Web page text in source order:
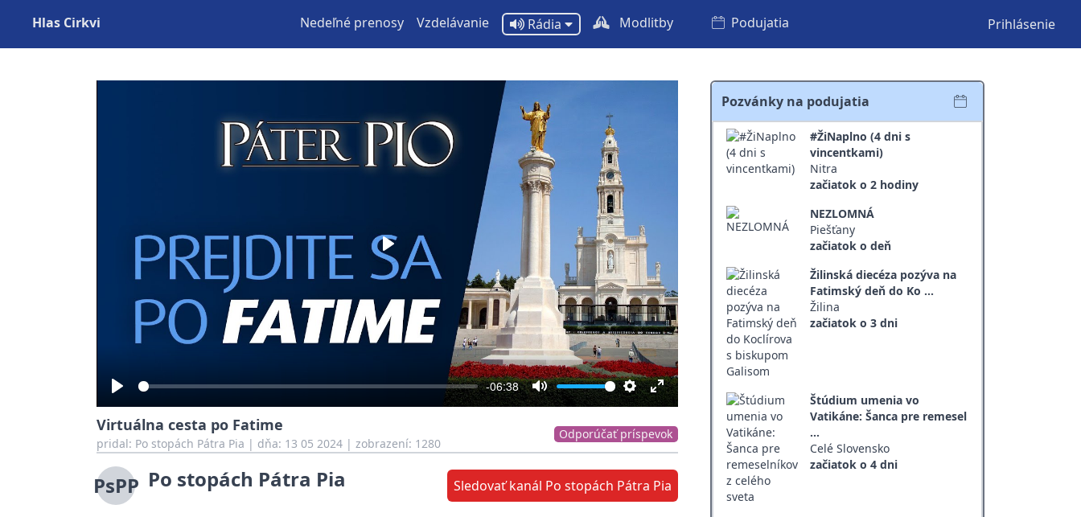
Hlas Cirkvi Nedeľné prenosy Vzdelávanie Rádia Modlitby Podujatia Prihlásenie
Play
-06:38
Mute Settings
Enter
fullscreen
Play
Virtuálna cesta po Fatime
pridal: Po stopách Pátra Pia | dňa: 13 05 2024 | zobrazení: 1280
Odporúčať príspevok
PsPP Po stopách Pátra Pia Sledovať kanál Po stopách Pátra Pia
Pozvánky na podujatia
#ŽiNaplno (4 dni s
vincentkami)
Nitra
začiatok o 2 hodiny
NEZLOMNÁ
Piešťany
začiatok o deň
Žilinská diecéza pozýva na
Fatimský deň do Ko ...
Žilina
začiatok o 3 dni
Štúdium umenia vo
Vatikáne: Šanca pre remesel
...
Celé Slovensko
začiatok o 4 dni